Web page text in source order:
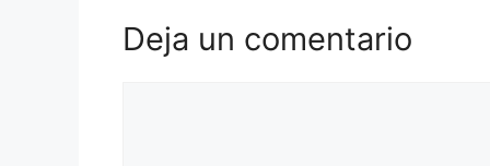
Deja un comentario